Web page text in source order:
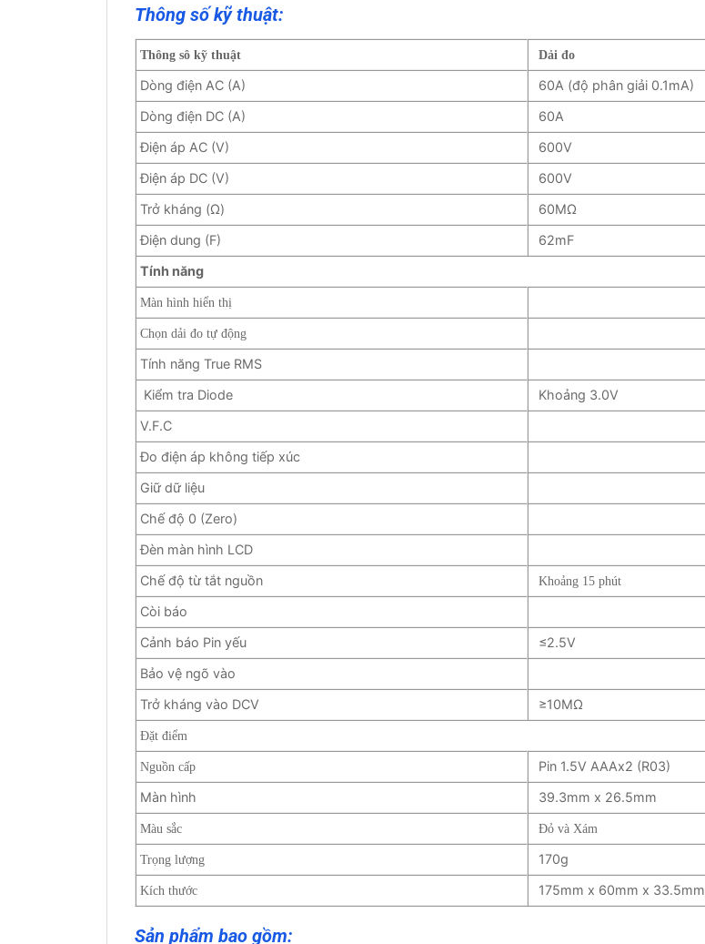
Thông số kỹ thuật:
Thông sô kỹ thuật Dải đo
Dòng điện AC (A) 60A (độ phân giải 0.1mA)
Dòng điện DC (A)
60A
Điện áp AC (V)
600V
Điện áp DC (V)
600V
Trở kháng (Ω)
60MΩ
Điện dung (F)
62mF
Tính năng
Màn hình hiển thị
Chọn dải đo tự động
Tính năng True RMS
Kiểm tra Diode
Khoảng 3.0V
V.F.C
Đo điện áp không tiếp xúc
Giữ dữ liệu
Chế độ 0 (Zero)
Đèn màn hình LCD
Chế độ từ tắt nguồn
Khoảng 15 phút
Còi báo
Cảnh báo Pin yếu
≤2.5V
Bảo vệ ngõ vào
Trở kháng vào DCV
≥10MΩ
Đặt điểm
Nguồn cấp
Pin 1.5V AAAx2 (R03)
Màn hình
39.3mm x 26.5mm
Màu sắc Đỏ và Xám
Trọng lượng 170g
Kích thước 175mm x 60mm x 33.5mm
Sản phẩm bao gồm: